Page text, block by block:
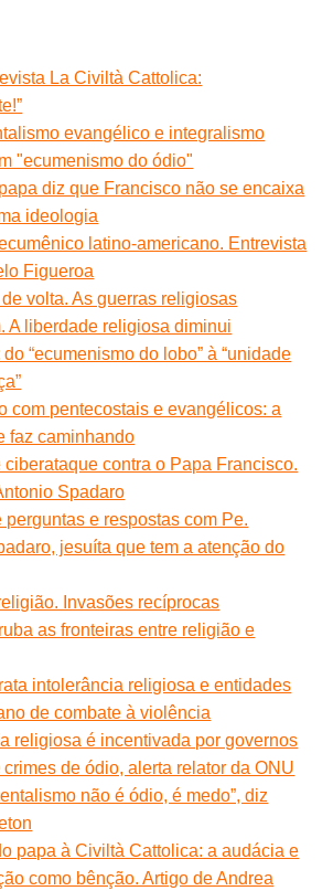
La Civiltà Cattolica:
evangélico e integralismo
"ecumenismo do ódio"
diz que Francisco não se encaixa
ideologia
latino-americano. Entrevista
Figueroa
volta. As guerras religiosas
A liberdade religiosa diminui
“ecumenismo do lobo” à “unidade
com pentecostais e evangélicos: a
faz caminhando
ciberataque contra o Papa Francisco.
Spadaro
perguntas e respostas com Pe.
jesuíta que tem a atenção do
Invasões recíprocas
as fronteiras entre religião e
intolerância religiosa e entidades
de combate à violência
religiosa é incentivada por governos
crimes de ódio, alerta relator da ONU
não é ódio, é medo”, diz
papa à Civiltà Cattolica: a audácia e
como bênção. Artigo de Andrea